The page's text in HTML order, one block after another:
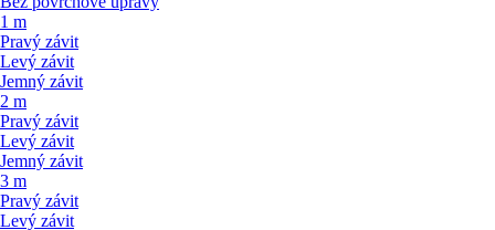
1 m
Pravý závit
Levý závit
Jemný závit
2 m
Pravý závit
Levý závit
Jemný závit
3 m
Pravý závit
Levý závit